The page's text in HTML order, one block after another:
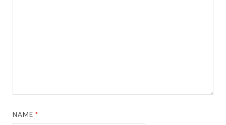
NAME*